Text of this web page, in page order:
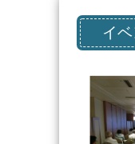
イ